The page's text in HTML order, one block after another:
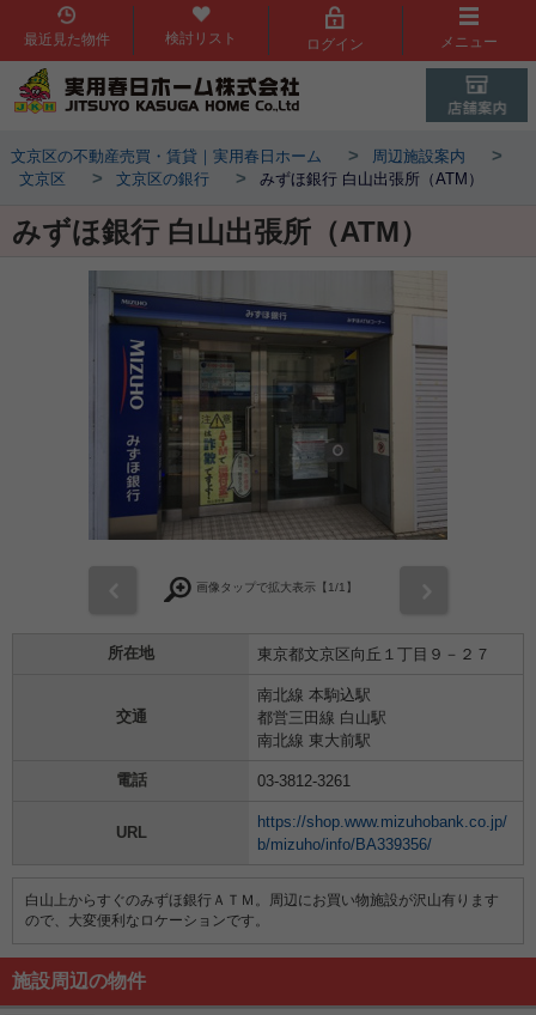
最近見た物件 検討リスト ログイン メニュー
文京区の不動産売買・賃貸｜実用春日ホーム > 周辺施設案内 >
文京区 > 文京区の銀行 > みずほ銀行 白山出張所（ATM）
みずほ銀行 白山出張所（ATM）
画像タップで拡大表示【 1/1】
所在地 東京都文京区向丘１丁目９－２７
交通
南北線 本駒込駅
都営三田線 白山駅
南北線 東大前駅
電話 03-3812-3261
URL
https://shop.www.mizuhobank.co.jp/
b/mizuho/info/BA339356/
白山上からすぐのみずほ銀行ＡＴＭ。周辺にお買い物施設が沢山有ります
ので、大変便利なロケーションです。
施設周辺の物件